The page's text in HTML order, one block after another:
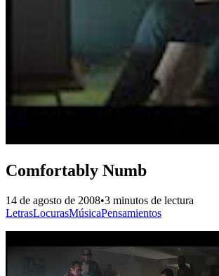
Comfortably Numb
14 de agosto de 2008•3 minutos de lectura
LetrasLocurasMúsicaPensamientos